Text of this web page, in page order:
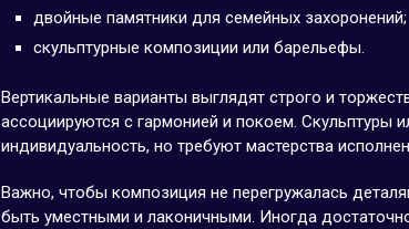
двойные памятники для семейных захоронений;
скульптурные композиции или барельефы.
Вертикальные варианты выглядят строго и
ассоциируются с гармонией и покоем. Скульптуры
индивидуальность, но требуют мастерства
Важно, чтобы композиция не перегружалась
быть уместными и лаконичными. Иногда